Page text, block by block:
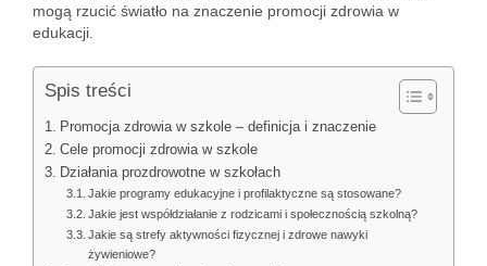
mogą rzucić światło na znaczenie promocji zdrowia w
edukacji.
Spis treści
Promocja zdrowia w szkole – definicja i znaczenie
Cele promocji zdrowia w szkole
Działania prozdrowotne w szkołach
Jakie programy edukacyjne i profilaktyczne są stosowane?
Jakie jest współdziałanie z rodzicami i społecznością szkolną?
Jakie są strefy aktywności fizycznej i zdrowe nawyki
żywieniowe?